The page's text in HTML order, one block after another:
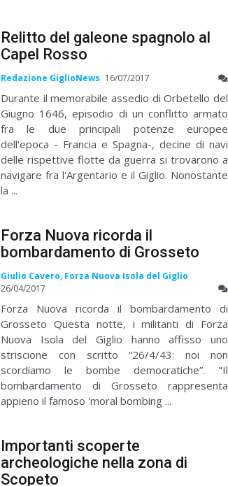
Relitto del galeone spagnolo al
Capel Rosso
Redazione GiglioNews 16/07/2017
Durante il memorabile assedio di Orbetello del
Giugno 1646, episodio di un conflitto armato
fra le due principali potenze europee
dell'epoca - Francia e Spagna-, decine di navi
delle rispettive flotte da guerra si trovarono a
navigare fra l'Argentario e il Giglio. Nonostante
la ...
Forza Nuova ricorda il
bombardamento di Grosseto
Giulio Cavero, Forza Nuova Isola del Giglio
26/04/2017
Forza Nuova ricorda il bombardamento di
Grosseto Questa notte, i militanti di Forza
Nuova Isola del Giglio hanno affisso uno
striscione con scritto “26/4/43: noi non
scordiamo le bombe democratiche”. "Il
bombardamento di Grosseto rappresenta
appieno il famoso 'moral bombing ...
Importanti scoperte
archeologiche nella zona di
Scopeto